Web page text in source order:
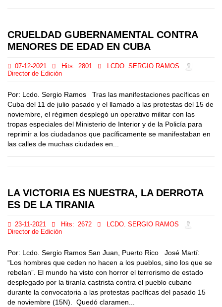
CRUELDAD GUBERNAMENTAL CONTRA
MENORES DE EDAD EN CUBA
07-12-2021 Hits: 2801
LCDO. SERGIO RAMOS
Director de Edición
Por: Lcdo. Sergio Ramos Tras las manifestaciones pacíficas en
Cuba del 11 de julio pasado y el llamado a las protestas del 15 de
noviembre, el régimen desplegó un operativo militar con las
tropas especiales del Ministerio de Interior y de la Policía para
reprimir a los ciudadanos que pacíficamente se manifestaban en
las calles de muchas ciudades en...
LA VICTORIA ES NUESTRA, LA DERROTA
ES DE LA TIRANIA
23-11-2021 Hits: 2672
LCDO. SERGIO RAMOS
Director de Edición
Por: Lcdo. Sergio Ramos San Juan, Puerto Rico José Martí:
“Los hombres que ceden no hacen a los pueblos, sino los que se
rebelan”. El mundo ha visto con horror el terrorismo de estado
desplegado por la tiranía castrista contra el pueblo cubano
durante la convocatoria a las protestas pacíficas del pasado 15
de noviembre (15N). Quedó claramen...